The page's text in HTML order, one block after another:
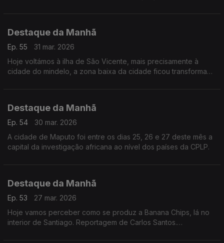
Destaque da Manhã
Ep. 55
31 mar. 2026
Hoje voltámos à ilha de São Vicente, mais precisamente à
cidade do mindelo, a zona baixa da cidade ficou transformada
Destaque da Manhã
Ep. 54
30 mar. 2026
A cidade de Maputo foi entre os dias 25, 26 e 27 deste mês a
capital da investigação africana ao nível dos países da CPLP.
Destaque da Manhã
Ep. 53
27 mar. 2026
Hoje vamos perceber como se produz a Banana Chips, lá no
interior de Santiago. Reportagem de Carlos Santos.